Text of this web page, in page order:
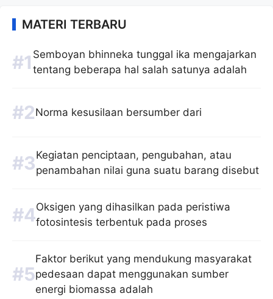
MATERI TERBARU
Semboyan bhinneka tunggal ika mengajarkan
tentang beberapa hal salah satunya adalah
Norma kesusilaan bersumber dari
Kegiatan penciptaan, pengubahan, atau
penambahan nilai guna suatu barang disebut
Oksigen yang dihasilkan pada peristiwa
fotosintesis terbentuk pada proses
Faktor berikut yang mendukung masyarakat
pedesaan dapat menggunakan sumber
energi biomassa adalah